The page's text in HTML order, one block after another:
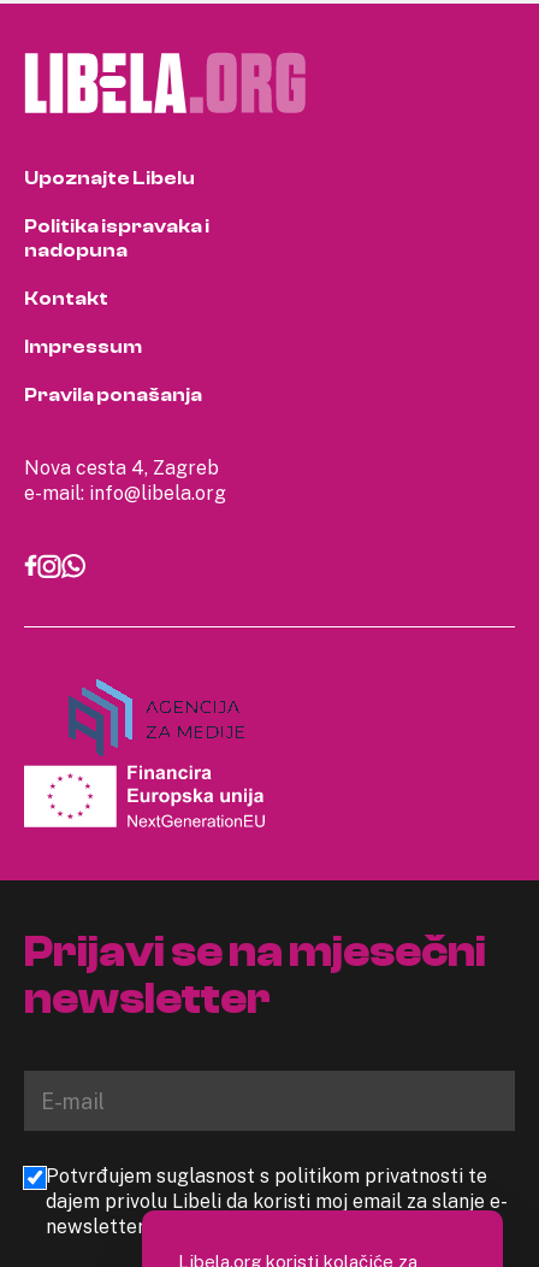
Nova cesta 4, Zagreb
e-mail: info@libela.org
Upoznajte Libelu
Politika ispravaka i
nadopuna
Kontakt
Impressum
Pravila ponašanja
Prijavi se na mjesečni
newsletter
Potvrđujem suglasnost s politikom privatnosti te
dajem privolu Libeli da koristi moj email za slanje e-
newslettera
Libela.org koristi kolačiće za